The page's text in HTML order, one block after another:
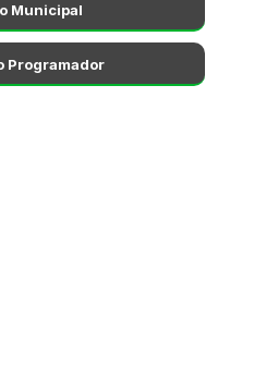
Municipal
Programador